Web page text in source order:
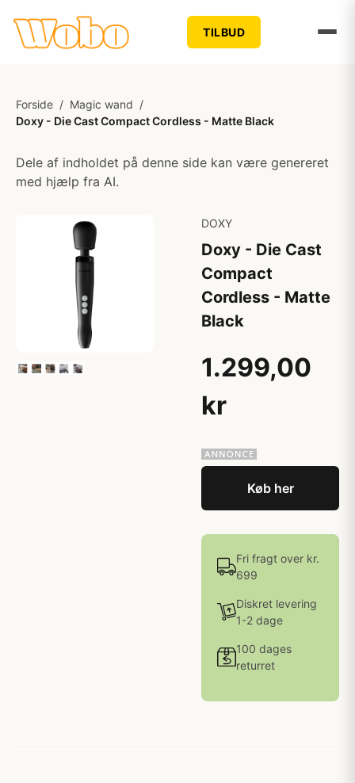
TILBUD
Forside / Magic wand /
Doxy - Die Cast Compact Cordless - Matte Black
Dele af indholdet på denne side kan være genereret
med hjælp fra AI.
DOXY
Doxy - Die Cast
Compact
Cordless - Matte
Black
1.299,00
kr
Køb her
Fri fragt over kr.
699
Diskret levering
1-2 dage
100 dages
returret